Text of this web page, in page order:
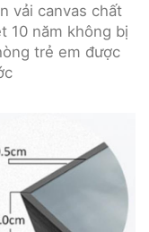
vải canvas chất
10 năm không bị
trẻ em được